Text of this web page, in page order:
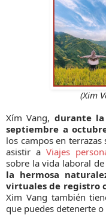
(Xim
Xím Vang, durante
septiembre a
los campos en
asistir a Viajes
sobre la vida laboral
la hermosa
virtuales de registro
Xim Vang también
que puedes detenerte o